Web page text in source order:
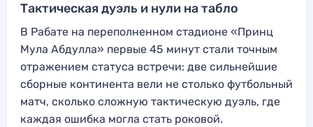
Тактическая дуэль и нули на табло
В Рабате на переполненном стадионе «Принц
Мула Абдулла» первые 45 минут стали точным
отражением статуса встречи: две сильнейшие
сборные континента вели не столько футбольный
матч, сколько сложную тактическую дуэль, где
каждая ошибка могла стать роковой.